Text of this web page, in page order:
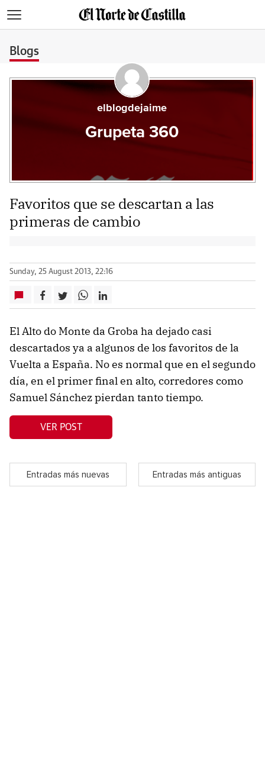
Blogs
elblogdejaime
Grupeta 360
Favoritos que se descartan a las
primeras de cambio
Sunday, 25 August 2013, 22:16
El Alto do Monte da Groba ha dejado casi
descartados ya a algunos de los favoritos de la
Vuelta a España. No es normal que en el segundo
día, en el primer final en alto, corredores como
Samuel Sánchez pierdan tanto tiempo.
VER POST
Entradas más nuevas Entradas más antiguas